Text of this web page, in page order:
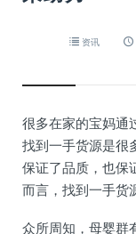
资讯
很多在家的宝妈通
找到一手货源是很
保证了品质，也保
而言，找到一手货
众所周知，母婴群